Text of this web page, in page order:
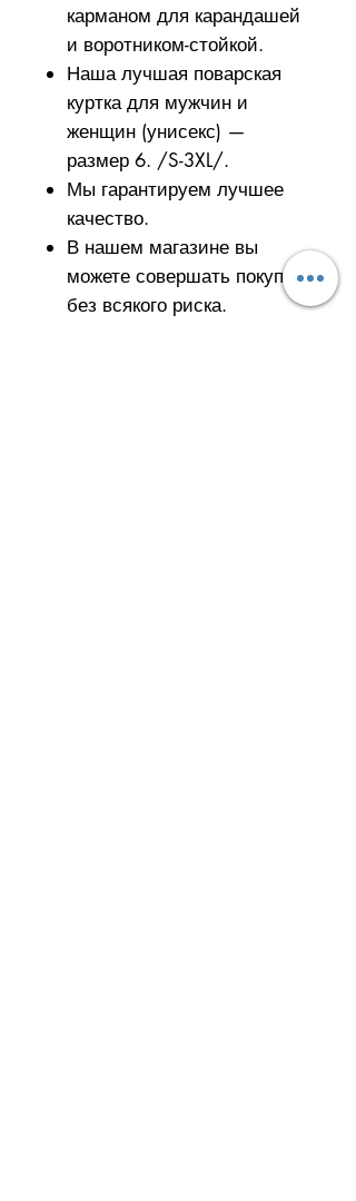
карманом для карандашей
и воротником-стойкой.
Наша лучшая поварская
куртка для мужчин и
женщин (унисекс) —
размер 6. /S-3XL/.
Мы гарантируем лучшее
качество.
В нашем магазине вы
можете совершать покупки
без всякого риска.